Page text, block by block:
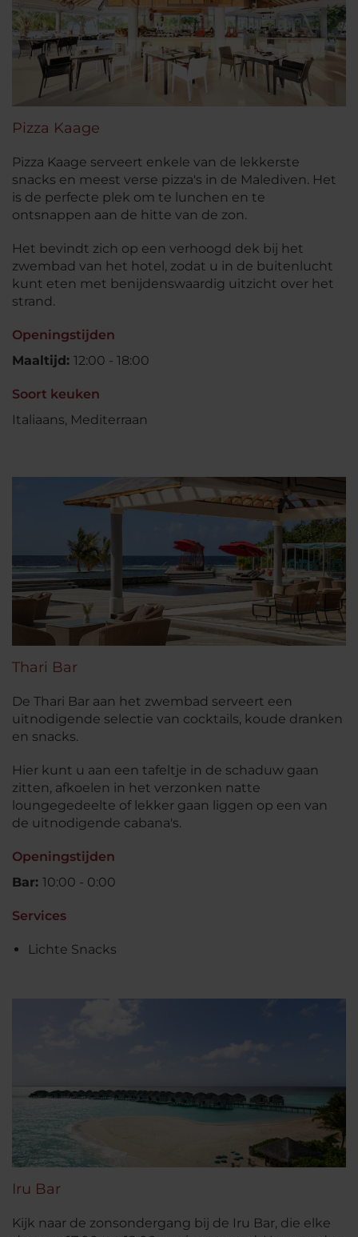
Pizza Kaage
Pizza Kaage serveert enkele van de lekkerste
snacks en meest verse pizza's in de Malediven. Het
is de perfecte plek om te lunchen en te
ontsnappen aan de hitte van de zon.
Het bevindt zich op een verhoogd dek bij het
zwembad van het hotel, zodat u in de buitenlucht
kunt eten met benijdenswaardig uitzicht over het
strand.
Openingstijden
Maaltijd: 12:00 - 18:00
Soort keuken
Italiaans, Mediterraan
Thari Bar
De Thari Bar aan het zwembad serveert een
uitnodigende selectie van cocktails, koude dranken
en snacks.
Hier kunt u aan een tafeltje in de schaduw gaan
zitten, afkoelen in het verzonken natte
loungegedeelte of lekker gaan liggen op een van
de uitnodigende cabana's.
Openingstijden
Bar: 10:00 - 0:00
Services
Lichte Snacks
Iru Bar
Kijk naar de zonsondergang bij de Iru Bar, die elke